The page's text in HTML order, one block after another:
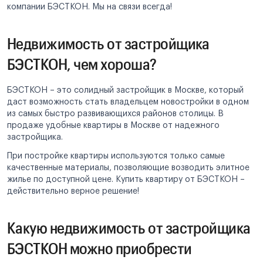
компании БЭСТКОН. Мы на связи всегда!
Недвижимость от застройщика
БЭСТКОН, чем хороша?
БЭСТКОН – это солидный застройщик в Москве, который
даст возможность стать владельцем новостройки в одном
из самых быстро развивающихся районов столицы. В
продаже удобные квартиры в Москве от надежного
застройщика.
При постройке квартиры используются только самые
качественные материалы, позволяющие возводить элитное
жилье по доступной цене. Купить квартиру от БЭСТКОН –
действительно верное решение!
Какую недвижимость от застройщика
БЭСТКОН можно приобрести